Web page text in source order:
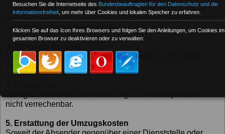
vorhersehbare Leistungen und Aufwendungen. Gleiches
gilt, wenn der Leistungsumfang durch den Absender nach
Vertragsabschluss erweitert wird.
Der Umzug darf auch im Sammeltransport durchgeführt
werden.
nicht verrechenbar.
5. Erstattung der Umzugskosten
Besuchen Sie die Internetseite des Bundesbeauftragten für den Datenschutz und die
Informationsfreiheit, um mehr über Cookies und lokalen Speicher zu erfahren.
Klicken Sie auf das Icon Ihres Browsers und folgen Sie den Anleitungen, um Cookies im
gesamten Browser zu deaktivieren oder zu verwalten: